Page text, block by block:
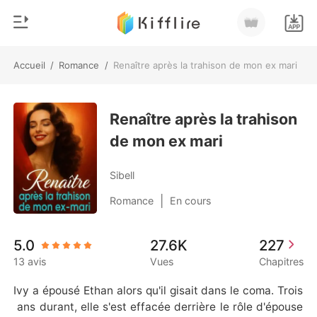
Accueil / Romance / Renaître après la trahison de mon ex mari
0
Recharger
Historique
Déconnexion
Télécharger l'appli
Genre
Moderne
Loup-garou
Nouvelle
Milliardaire
Renaître après la trahison
de mon ex mari
Sibell
Romance En cours
5.0
13 avis
27.6K
Vues
227
Chapitres
Ivy a épousé Ethan alors qu'il gisait dans le coma. Trois
ans durant, elle s'est effacée derrière le rôle d'épouse